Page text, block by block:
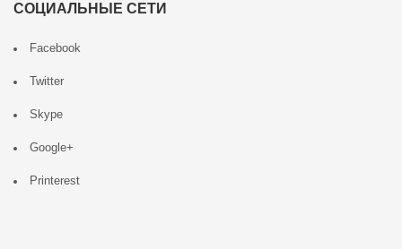
СОЦИАЛЬНЫЕ СЕТИ
Facebook
Twitter
Skype
Google+
Printerest